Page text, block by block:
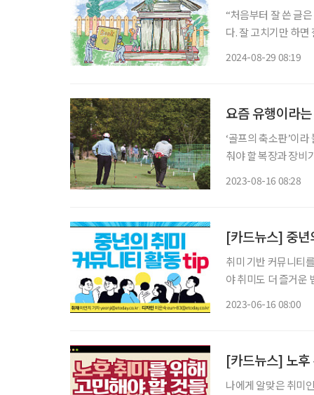
“처음부터 잘 쓴 글
다. 잘 고치기만 하
2024-08-29 08:19
요즘 유행이라
‘골프의 축소판’이
춰야 할 복장과 장비
2023-08-16 08:28
[카드뉴스] 중
취미 기반 커뮤니티
야 취미도 더 즐거운
2023-06-16 08:00
[카드뉴스] 노후
나에게 알맞은 취미